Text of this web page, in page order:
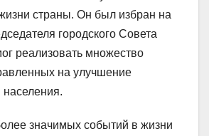
страны. Он был избран на
городского Совета
реализовать множество
на улучшение
значимых событий в жизни